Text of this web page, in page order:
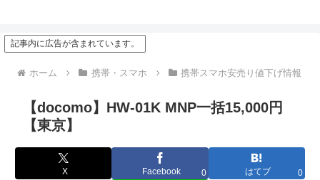
記事内に広告が含まれています。
ホーム 携帯・スマホ 携帯スマホ安売り値下げ情報
【docomo】HW-01K MNP一括15,000円
【東京】
X Facebook 0 はてブ 0